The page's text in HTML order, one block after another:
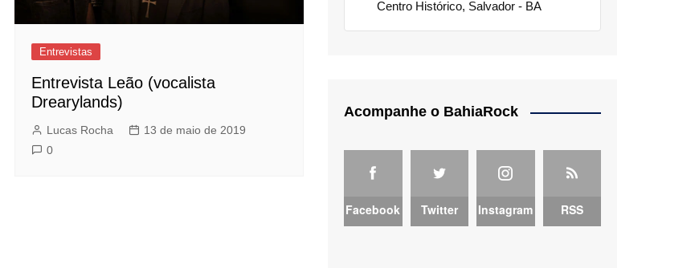
Entrevistas
Entrevista Leão (vocalista
Drearylands)
Lucas Rocha
13 de maio de 2019
0
Centro Histórico, Salvador - BA
Acompanhe o BahiaRock
Facebook Twitter Instagram RSS